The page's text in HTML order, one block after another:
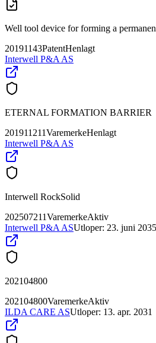
Well tool device for forming a
20191143PatentHenlagt
Interwell P&A AS
ETERNAL FORMATION BARRIER
201911211VaremerkeHenlagt
Interwell P&A AS
Interwell RockSolid
202507211VaremerkeAktiv
Interwell P&A ASUtloper: 23. juni 2035
202104800
202104800VaremerkeAktiv
ILDA CARE ASUtloper: 13. apr. 2031